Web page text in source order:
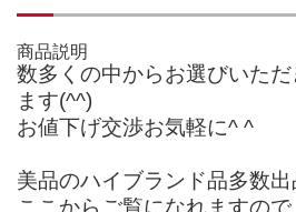
商品説明
数多くの中からお選びいた
ます(^^)
お値下げ交渉お気軽に^ ^
美品のハイブランド品多数
ここからご覧になれますの